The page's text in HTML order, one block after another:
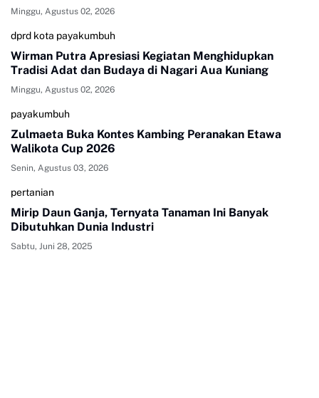
Minggu, Agustus 02, 2026
dprd kota payakumbuh
Wirman Putra Apresiasi Kegiatan Menghidupkan
Tradisi Adat dan Budaya di Nagari Aua Kuniang
Minggu, Agustus 02, 2026
payakumbuh
Zulmaeta Buka Kontes Kambing Peranakan Etawa
Walikota Cup 2026
Senin, Agustus 03, 2026
pertanian
Mirip Daun Ganja, Ternyata Tanaman Ini Banyak
Dibutuhkan Dunia Industri
Sabtu, Juni 28, 2025